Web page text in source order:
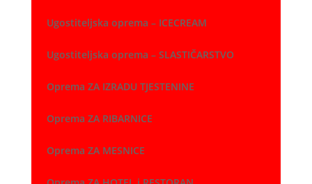
Ugostiteljska oprema – ICECREAM
Ugostiteljska oprema – SLASTIČARSTVO
Oprema ZA IZRADU TJESTENINE
Oprema ZA RIBARNICE
Oprema ZA MESNICE